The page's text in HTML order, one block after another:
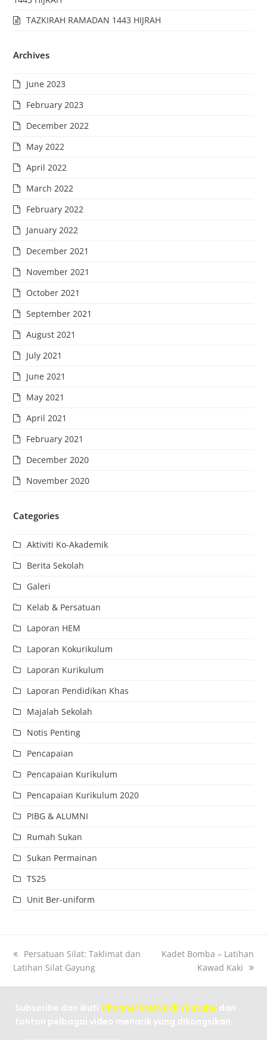
TAZKIRAH RAMADAN 1443 HIJRAH
Archives
June 2023
February 2023
December 2022
May 2022
April 2022
March 2022
February 2022
January 2022
December 2021
November 2021
October 2021
September 2021
August 2021
July 2021
June 2021
May 2021
April 2021
February 2021
December 2020
November 2020
Categories
Aktiviti Ko-Akademik
Berita Sekolah
Galeri
Kelab & Persatuan
Laporan HEM
Laporan Kokurikulum
Laporan Kurikulum
Laporan Pendidikan Khas
Majalah Sekolah
Notis Penting
Pencapaian
Pencapaian Kurikulum
Pencapaian Kurikulum 2020
PIBG & ALUMNI
Rumah Sukan
Sukan Permainan
TS25
Unit Ber-uniform
Persatuan Silat: Taklimat dan
Latihan Silat Gayung
Kadet Bomba – Latihan
Kawad Kaki
Subscribe dan ikuti Channel SMKSR di Youtube dan
tonton pelbagai video menarik yang dikongsikan.